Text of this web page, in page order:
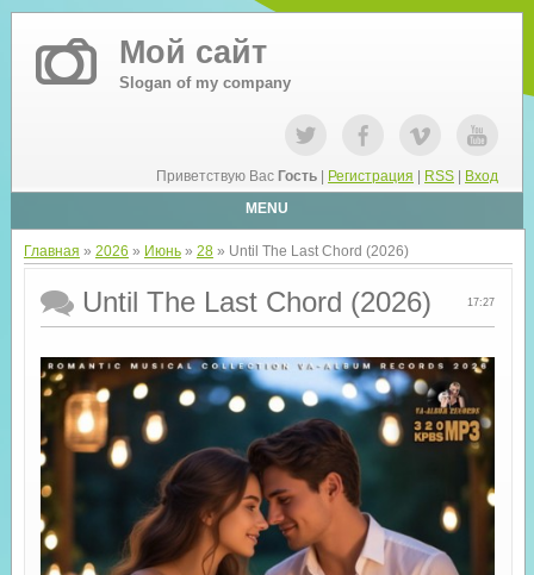
Мой сайт
Slogan of my company
Приветствую Вас Гость Регистрация RSS
Вход
MENU
Главная » 2026 » Июнь » 28» Until The Last Chord (2026)
17:27
Until The Last Chord (2026)